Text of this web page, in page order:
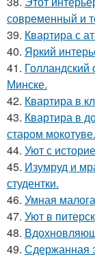
современный и
39. Квартира с
40. Яркий
41. Голландский
Минске.
42. Квартира в
43. Квартира в
старом мокотуве.
44. Уют с
45. Изумруд и
студентки.
46. Умная
47. Уют в
48.
49. Сдержанная